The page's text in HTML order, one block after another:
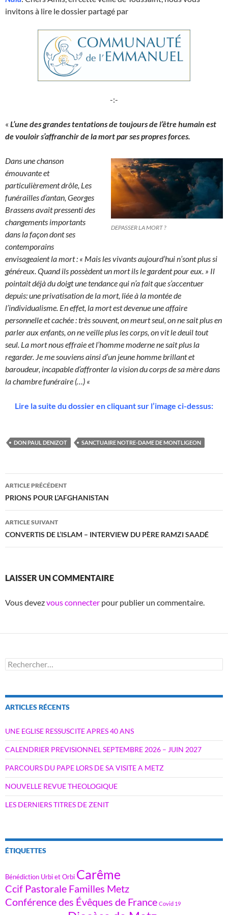
invitons à lire le dossier partagé par
-:-
« L’une des grandes tentations de toujours de l’être humain est
de vouloir s’affranchir de la mort par ses propres forces.
DEPASSER LA MORT ?
Dans une chanson
émouvante et
particulièrement drôle, Les
funérailles d’antan, Georges
Brassens avait pressenti des
changements importants
dans la façon dont ses
contemporains
envisageaient la mort : « Mais les vivants aujourd’hui n’sont plus si
généreux. Quand ils possèdent un mort ils le gardent pour eux. » Il
pointait déjà du doigt une tendance qui n’a fait que s’accentuer
depuis: une privatisation de la mort, liée à la montée de
l’individualisme. En effet, la mort est devenue une affaire
personnelle et cachée : très souvent, on meurt seul, on ne sait plus en
parler aux enfants, on ne veille plus les corps, on vit le deuil tout
seul. La mort nous effraie et l’homme moderne ne sait plus la
regarder. Je me souviens ainsi d’un jeune homme brillant et
baroudeur, incapable d’affronter la vision du corps de sa mère dans
la chambre funéraire (…) «
Lire la suite du dossier en cliquant sur l’image ci-dessus:
DON PAUL DENIZOT SANCTUAIRE NOTRE-DAME DE MONTLIGEON
Navigation
des
articles
ARTICLE PRÉCÉDENT
PRIONS POUR L’AFGHANISTAN
ARTICLE SUIVANT
CONVERTIS DE L’ISLAM – INTERVIEW DU PÈRE RAMZI SAADÉ
LAISSER UN COMMENTAIRE
Vous devezvous connecter pour publier un commentaire.
Rechercher :
ARTICLES RÉCENTS
UNE EGLISE RESSUSCITE APRES 40 ANS
CALENDRIER PREVISIONNEL SEPTEMBRE 2026 – JUIN 2027
PARCOURS DU PAPE LORS DE SA VISITE A METZ
NOUVELLE REVUE THEOLOGIQUE
LES DERNIERS TITRES DE ZENIT
ÉTIQUETTES
Bénédiction Urbi et Orbi Carême
Ccif Pastorale Familles Metz
Conférence des Évêques de France Covid 19